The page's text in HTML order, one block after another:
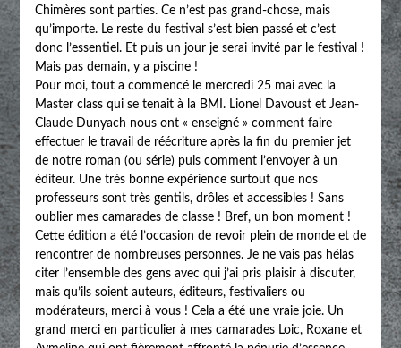
Chimères sont parties. Ce n’est pas grand-chose, mais
qu’importe. Le reste du festival s’est bien passé et c’est
donc l’essentiel. Et puis un jour je serai invité par le festival !
Mais pas demain, y a piscine !
Pour moi, tout a commencé le mercredi 25 mai avec la
Master class qui se tenait à la BMI. Lionel Davoust et Jean-
Claude Dunyach nous ont « enseigné » comment faire
effectuer le travail de réécriture après la fin du premier jet
de notre roman (ou série) puis comment l’envoyer à un
éditeur. Une très bonne expérience surtout que nos
professeurs sont très gentils, drôles et accessibles ! Sans
oublier mes camarades de classe ! Bref, un bon moment !
Cette édition a été l’occasion de revoir plein de monde et de
rencontrer de nombreuses personnes. Je ne vais pas hélas
citer l’ensemble des gens avec qui j’ai pris plaisir à discuter,
mais qu’ils soient auteurs, éditeurs, festivaliers ou
modérateurs, merci à vous ! Cela a été une vraie joie. Un
grand merci en particulier à mes camarades Loic, Roxane et